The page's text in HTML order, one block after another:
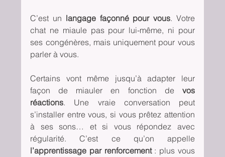
C’est un langage façonné pour vous. Votre
chat ne miaule pas pour lui-même, ni pour
ses congénères, mais uniquement pour vous
parler à vous.
Certains vont même jusqu’à adapter leur
façon de miauler en fonction de vos
réactions. Une vraie conversation peut
s’installer entre vous, si vous prêtez attention
à ses sons… et si vous répondez avec
régularité. C’est ce qu’on appelle
l’apprentissage par renforcement : plus vous